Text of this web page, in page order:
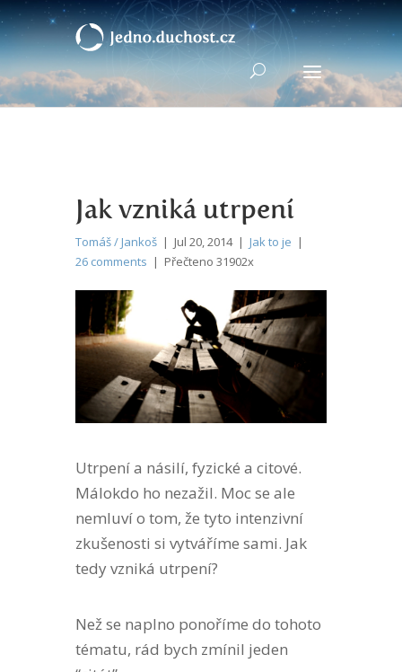
Jak vzniká utrpení
Tomáš / Jankoš | Jul 20, 2014 | Jak to je |
26 comments | Přečteno 31902x
Utrpení a násilí, fyzické a citové.
Málokdo ho nezažil. Moc se ale
nemluví o tom, že tyto intenzivní
zkušenosti si vytváříme sami. Jak
tedy vzniká utrpení?
Než se naplno ponoříme do tohoto
tématu, rád bych zmínil jeden